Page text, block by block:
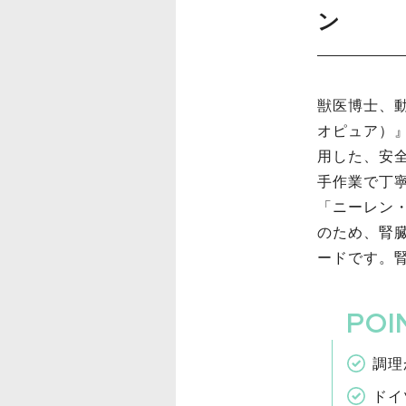
ン
獣医博士、
オピュア）
用した、安
手作業で丁
「ニーレ
のため、腎
ードです。
調
ド